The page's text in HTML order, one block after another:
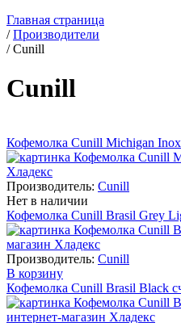
Главная страница
/Производители
/Cunill
Cunill
Кофемолка Cunill Michigan Inox
Производитель: Cunill
Нет в наличии
Кофемолка Cunill Brasil Grey
Производитель: Cunill
В корзину
Кофемолка Cunill Brasil Black